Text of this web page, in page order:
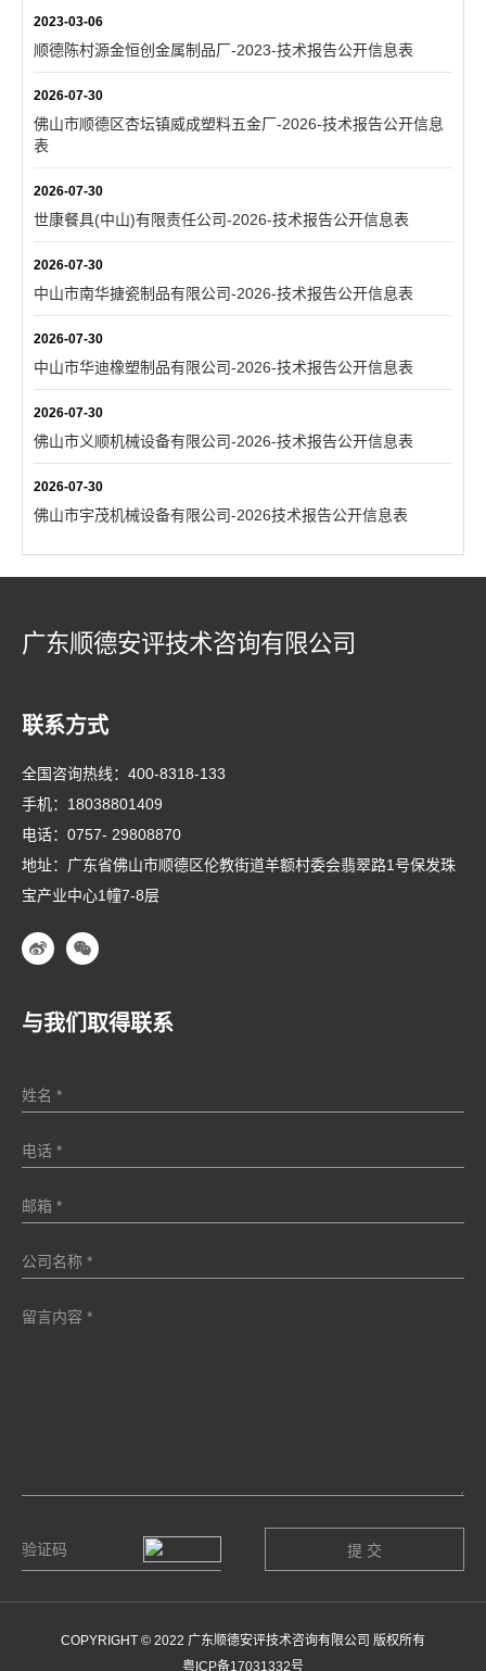
2023-03-06
顺德陈村源金恒创金属制品厂-2023-技术报告公开信息表
2026-07-30
佛山市顺德区杏坛镇威成塑料五金厂-2026-技术报告公开信息
表
2026-07-30
世康餐具(中山)有限责任公司-2026-技术报告公开信息表
2026-07-30
中山市南华搪瓷制品有限公司-2026-技术报告公开信息表
2026-07-30
中山市华迪橡塑制品有限公司-2026-技术报告公开信息表
2026-07-30
佛山市义顺机械设备有限公司-2026-技术报告公开信息表
2026-07-30
佛山市宇茂机械设备有限公司-2026技术报告公开信息表
广东顺德安评技术咨询有限公司
联系方式
全国咨询热线： 400-8318-133
手机： 18038801409
电话： 0757- 29808870
地址：广东省佛山市顺德区伦教街道羊额村委会翡翠路1号保发珠
宝产业中心1幢7-8层
与我们取得联系
COPYRIGHT © 2022 广东顺德安评技术咨询有限公司 版权所有
粤ICP备17031332号